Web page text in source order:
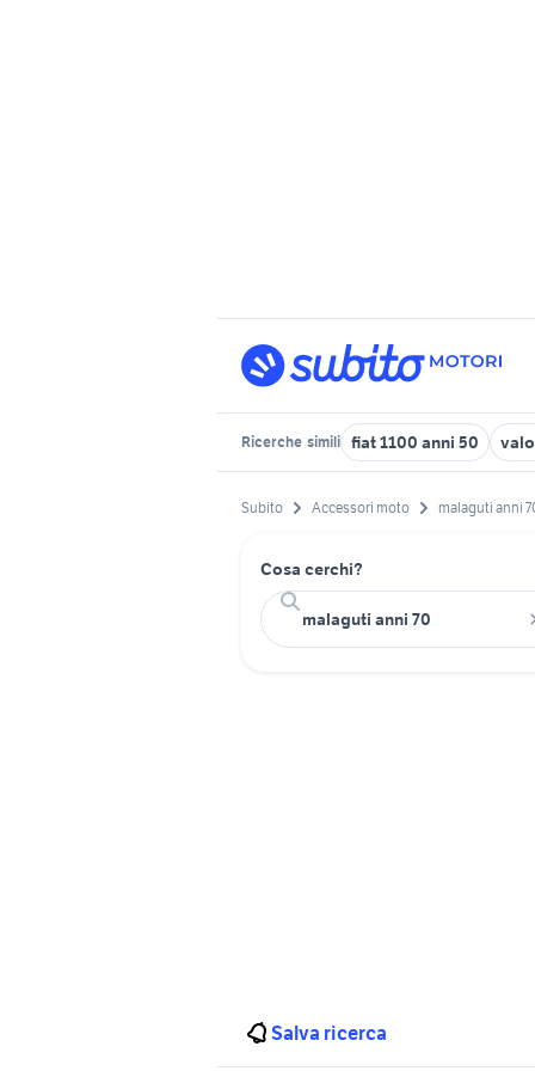
Ricerche simili fiat 1100 anni 50
Subito Accessori moto malaguti anni
Cosa cerchi?
Salva ricerca